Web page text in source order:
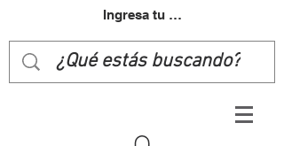
Ingresa tu usuairo